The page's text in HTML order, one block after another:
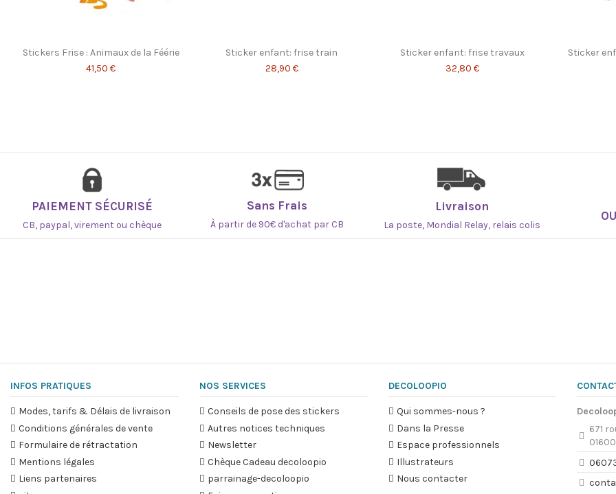
Stickers Frise : Animaux de la Féérie
41,50 €
Sticker enfant: frise train
28,90 €
Sticker enfant: frise travaux
32,80 €
Sticker
PAIEMENT SÉCURISÉ
CB, paypal, virement ou chèque
Sans Frais
À partir de 90€ d'achat par CB
Livraison
La poste, Mondial Relay, relais colis
INFOS PRATIQUES
Modes, tarifs & Délais de livraison
Conditions générales de vente
Formulaire de rétractation
Mentions légales
Liens partenaires
NOS SERVICES
Conseils de pose des stickers
Autres notices techniques
Newsletter
Chèque Cadeau decoloopio
parrainage-decoloopio
DECOLOOPIO
Qui sommes-nous ?
Dans la Presse
Espace professionnels
Illustrateurs
Nous contacter
671